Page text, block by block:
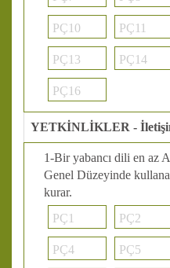
PÇ10 PÇ11
PÇ13 PÇ14
PÇ16
YETKİNLİKLER -
1-Bir yabancı dili en az
Genel Düzeyinde
kurar.
PÇ1
PÇ2
PÇ4 PÇ5